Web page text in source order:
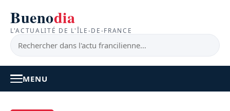
Buenodia
L'ACTUALITÉ DE L'ÎLE-DE-FRANCE
MENU